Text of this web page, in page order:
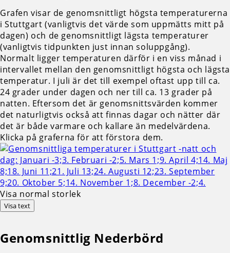
Grafen visar de genomsnittligt högsta temperaturerna
i Stuttgart (vanligtvis det värde som uppmätts mitt på
dagen) och de genomsnittligt lägsta temperaturer
(vanligtvis tidpunkten just innan soluppgång).
Normalt ligger temperaturen därför i en viss månad i
intervallet mellan den genomsnittligt högsta och lägsta
temperatur. I juli är det till exempel oftast upp till ca.
24 grader under dagen och ner till ca. 13 grader på
natten. Eftersom det är genomsnittsvärden kommer
det naturligtvis också att finnas dagar och nätter där
det är både varmare och kallare än medelvärdena.
Klicka på graferna för att förstora dem.
Visa normal storlek
Visa text
Genomsnittlig Nederbörd